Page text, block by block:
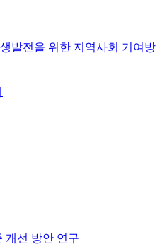
발전을 위한 지역사회 기여방
개선 방안 연구